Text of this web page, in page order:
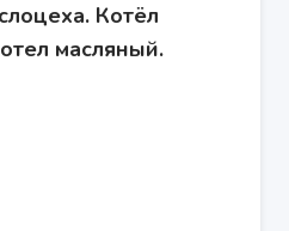
Котёл
масляный.